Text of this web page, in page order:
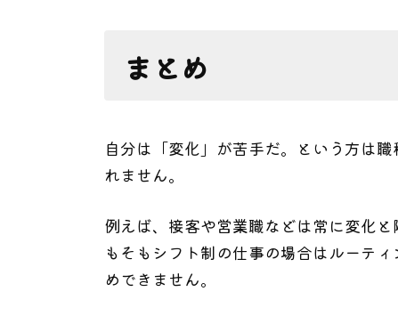
まとめ
自分は「変化」が苦手だ。という方は
れません。
例えば、接客や営業職などは常に変化
もそもシフト制の仕事の場合はルーテ
めできません。